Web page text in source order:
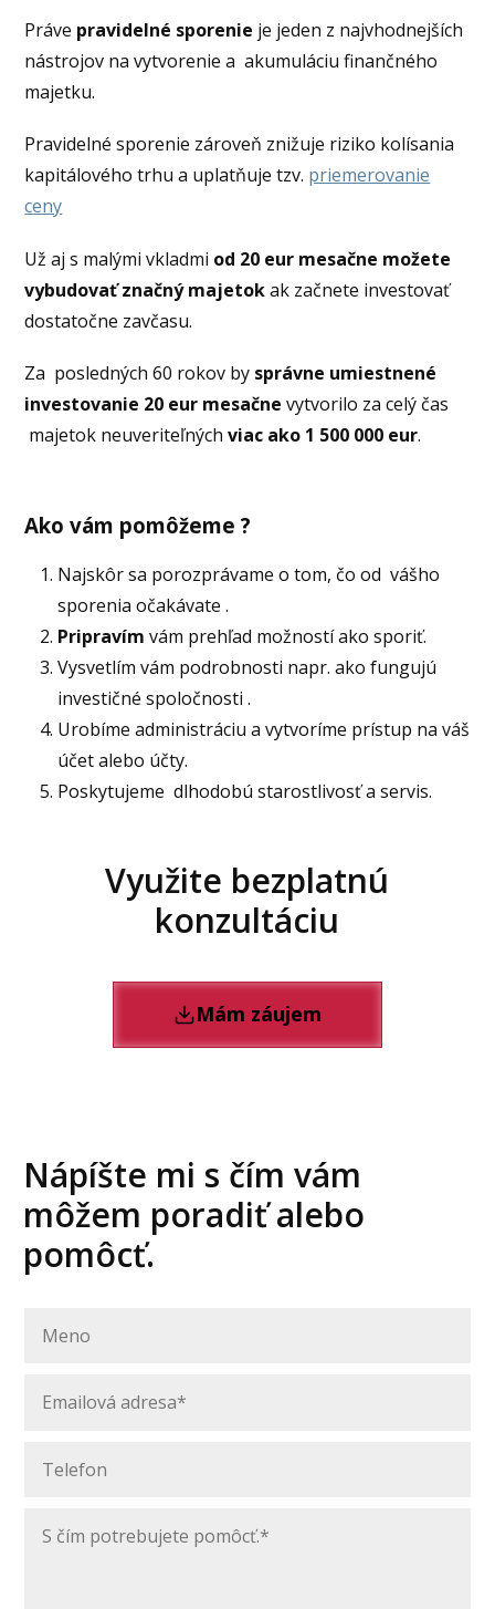
Práve pravidelné sporenie je jeden z najvhodnejších
nástrojov na vytvorenie a akumuláciu finančného
majetku.
Pravidelné sporenie zároveň znižuje riziko kolísania
kapitálového trhu a uplatňuje tzv. priemerovanie
ceny
Už aj s malými vkladmi od 20 eur mesačne možete
vybudovať značný majetokak začnete investovať
dostatočne zavčasu.
Za posledných 60 rokov by správne umiestnené
investovanie 20 eur mesačne vytvorilo za celý čas
majetok neuveriteľnýchviac ako 1 500 000 eur.
Ako vám pomôžeme ?
Najskôr sa porozprávame o tom, čo od vášho
sporenia očakávate .
Pripravím vám prehľad možností ako sporiť.
Vysvetlím vám podrobnosti napr. ako fungujú
investičné spoločnosti .
Urobíme administráciu a vytvoríme prístup na váš
účet alebo účty.
Poskytujeme dlhodobú starostlivosť a servis.
Využite bezplatnú
konzultáciu
Mám záujem
Nápíšte mi s čím vám
môžem poradiť alebo
pomôcť.